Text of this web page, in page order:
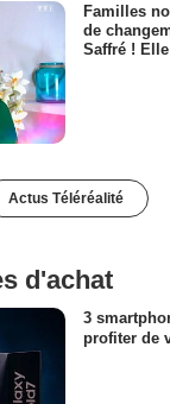
Familles
de
Saffré !
Actus Téléréalité
d'achat
3
profiter de